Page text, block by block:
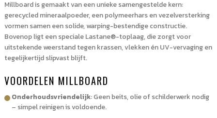
Millboard is gemaakt van een unieke samengestelde kern:
gerecycled mineraalpoeder, een polymeerhars en vezelversterking
vormen samen een solide, warping-bestendige constructie.
Bovenop ligt een speciale Lastane®-toplaag, die zorgt voor
uitstekende weerstand tegen krassen, vlekken én UV-vervaging en
tegelijkertijd slipvast blijft.
VOORDELEN MILLBOARD
Onderhoudsvriendelijk: Geen beits, olie of schilderwerk nodig
– simpel reinigen is voldoende.